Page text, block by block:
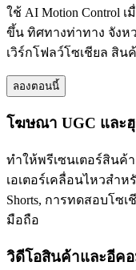
ใช้ AI Motion Control
ขึ้น ทิศทางท่าทาง จังห
เวิร์กโฟลว์โซเชียล สิน
ลองตอนนี้
โฆษณา UGC และ
ทำให้พรีเซนเตอร์สินค้
เอเตอร์เคลื่อนไหวสำหรั
Shorts, การทดสอบโซ
มือถือ
วิดีโอสินค้าและอีคอ